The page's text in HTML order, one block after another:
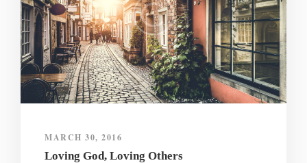
MARCH 30, 2016
Loving God, Loving Others